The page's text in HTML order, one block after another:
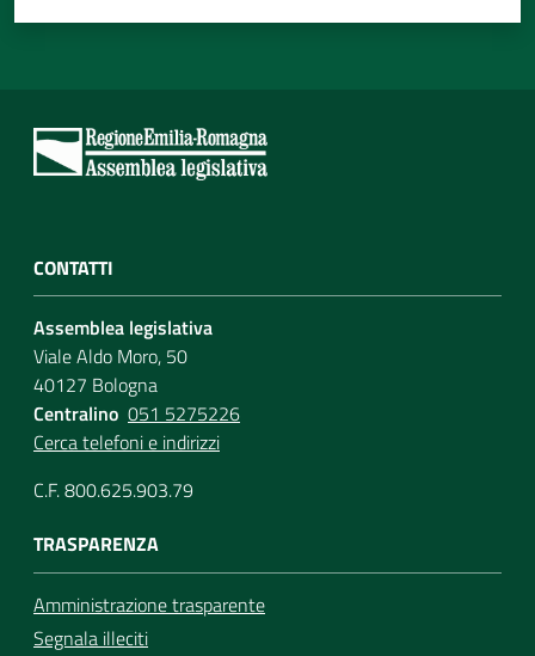
CONTATTI
Assemblea legislativa
Viale Aldo Moro, 50
40127 Bologna
Centralino 051 5275226
Cerca telefoni e indirizzi
C.F. 800.625.903.79
TRASPARENZA
Amministrazione trasparente
Segnala illeciti